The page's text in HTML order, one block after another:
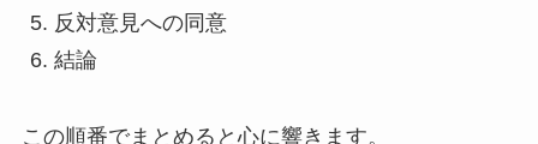
反対意見への同意
結論
この順番でまとめると心に響きます。